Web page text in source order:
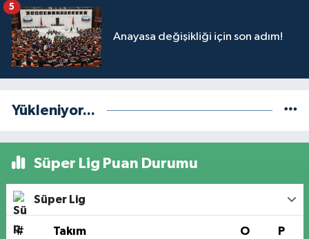
Anayasa değişikliği için son adım!
5
Yükleniyor...
Süper Lig Puan Durumu
Süper Lig
# Takım O P